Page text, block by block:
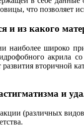
что позволяет
и из какого
наиболее широко
акрила со
вторичной
и
(различных